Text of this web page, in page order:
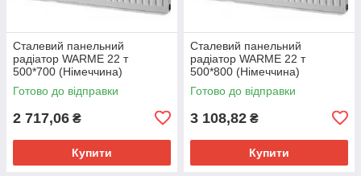
Сталевий панельний
радіатор WARME 22 т
500*700 (Німеччина)
Готово до відправки
2 717,06 ₴
Купити
Сталевий панельний
радіатор WARME 22 т
500*800 (Німеччина)
Готово до відправки
3 108,82 ₴
Купити